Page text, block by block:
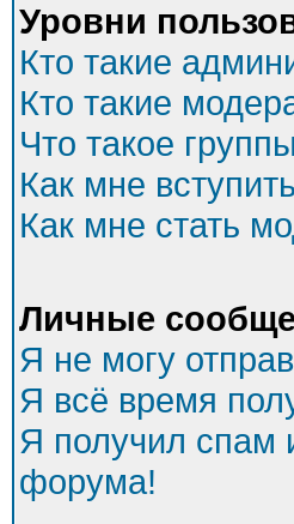
Уровни
Кто такие
Кто такие
Что такое
Как мне
Как мне стать
Личные
Я не могу
Я всё время
Я получил спам
форума!